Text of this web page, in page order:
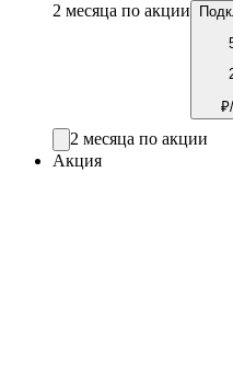
2 месяца по акции
2 месяца по акции
Акция